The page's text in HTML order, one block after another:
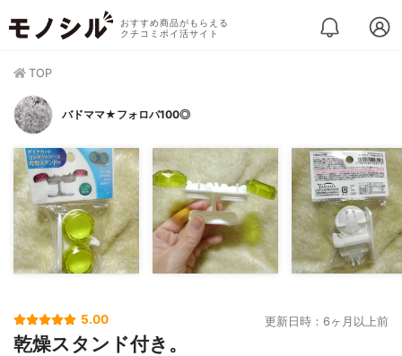
おすすめ商品がもらえる
クチコミポイ活サイト
TOP
バドママ★フォロバ100◎
5.00 更新日時：6ヶ月以上前
乾燥スタンド付き。